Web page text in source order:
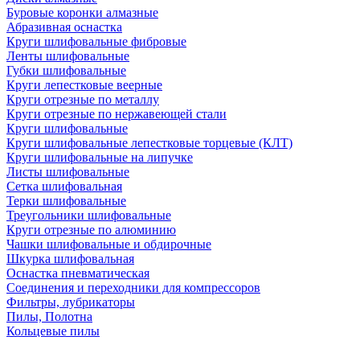
Буровые коронки алмазные
Абразивная оснастка
Круги шлифовальные фибровые
Ленты шлифовальные
Губки шлифовальные
Круги лепестковые веерные
Круги отрезные по металлу
Круги отрезные по нержавеющей стали
Круги шлифовальные
Круги шлифовальные лепестковые торцевые (КЛТ)
Круги шлифовальные на липучке
Листы шлифовальные
Сетка шлифовальная
Терки шлифовальные
Треугольники шлифовальные
Круги отрезные по алюминию
Чашки шлифовальные и обдирочные
Шкурка шлифовальная
Оснастка пневматическая
Соединения и переходники для компрессоров
Фильтры, лубрикаторы
Пилы, Полотна
Кольцевые пилы